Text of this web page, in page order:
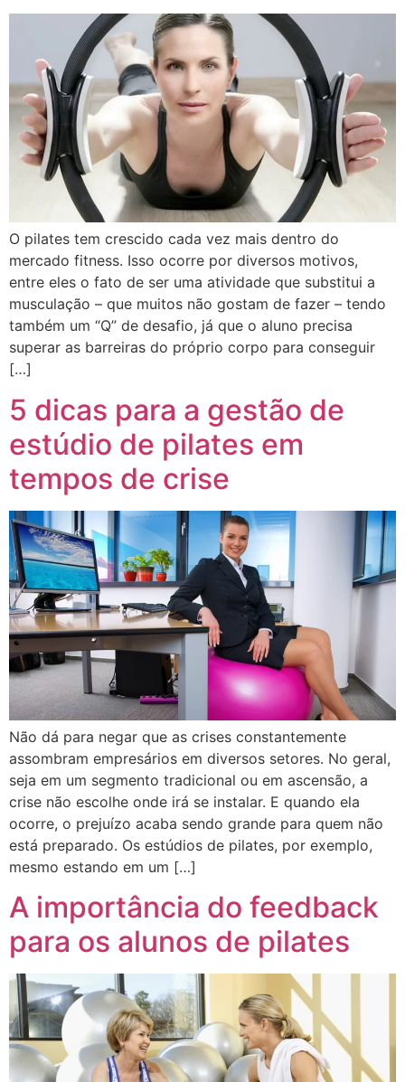
O pilates tem crescido cada vez mais dentro do
mercado fitness. Isso ocorre por diversos motivos,
entre eles o fato de ser uma atividade que substitui a
musculação – que muitos não gostam de fazer – tendo
também um “Q” de desafio, já que o aluno precisa
superar as barreiras do próprio corpo para conseguir
[…]
5 dicas para a gestão de
estúdio de pilates em
tempos de crise
Não dá para negar que as crises constantemente
assombram empresários em diversos setores. No geral,
seja em um segmento tradicional ou em ascensão, a
crise não escolhe onde irá se instalar. E quando ela
ocorre, o prejuízo acaba sendo grande para quem não
está preparado. Os estúdios de pilates, por exemplo,
mesmo estando em um […]
A importância do feedback
para os alunos de pilates